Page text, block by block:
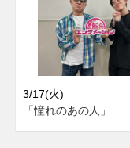
3/17(火)
「憧れのあの人」